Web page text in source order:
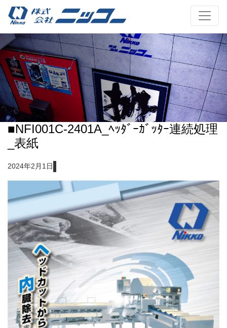
■NFI001C-2401A_ﾍｯﾀﾞｰｶﾞｯﾀｰ連続処理
_表紙
2024年2月1日